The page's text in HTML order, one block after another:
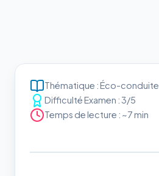
Thématique : Éco-conduite
Difficulté Examen : 3/5
Temps de lecture : ~7 min